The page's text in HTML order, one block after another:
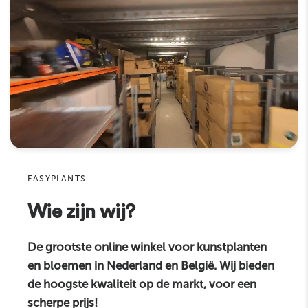
Lees meer
Diamètre de la plante (cm)
Taille du pot (cm) Ø15 - H13 cm
Couleur Vert
Pot décoratif de diamètre recommandé
(cm)
27 -35 cm
Hauteur plante hors pot (cm) 117 cm
Espèce
Nom
E-mail
Product
Sku
Commentaire
EASYPLANTS
Wie zijn wij?
De grootste online winkel voor kunstplanten
en bloemen in Nederland en België. Wij bieden
de hoogste kwaliteit op de markt, voor een
scherpe prijs!